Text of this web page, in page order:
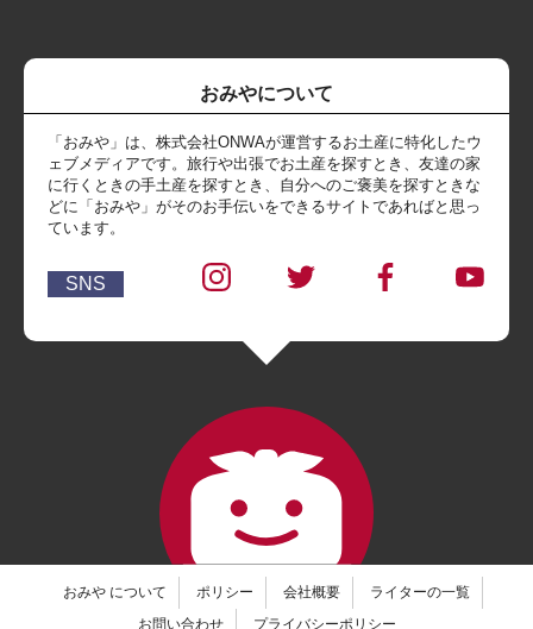
おみやについて
「おみや」は、株式会社ONWAが運営するお土産に特化したウ
ェブメディアです。旅行や出張でお土産を探すとき、友達の家
に行くときの手土産を探すとき、自分へのご褒美を探すときな
どに「おみや」がそのお手伝いをできるサイトであればと思っ
ています。
SNS
おみや について ポリシー 会社概要
ライターの一覧
お問い合わせ
プライバシーポリシー